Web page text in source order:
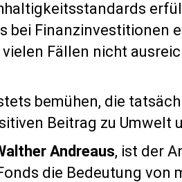
bei Finanzinvestitionen
Fällen nicht
bemühen, die
Beitrag zu Umwelt
Andreaus, ist der
die Bedeutung von